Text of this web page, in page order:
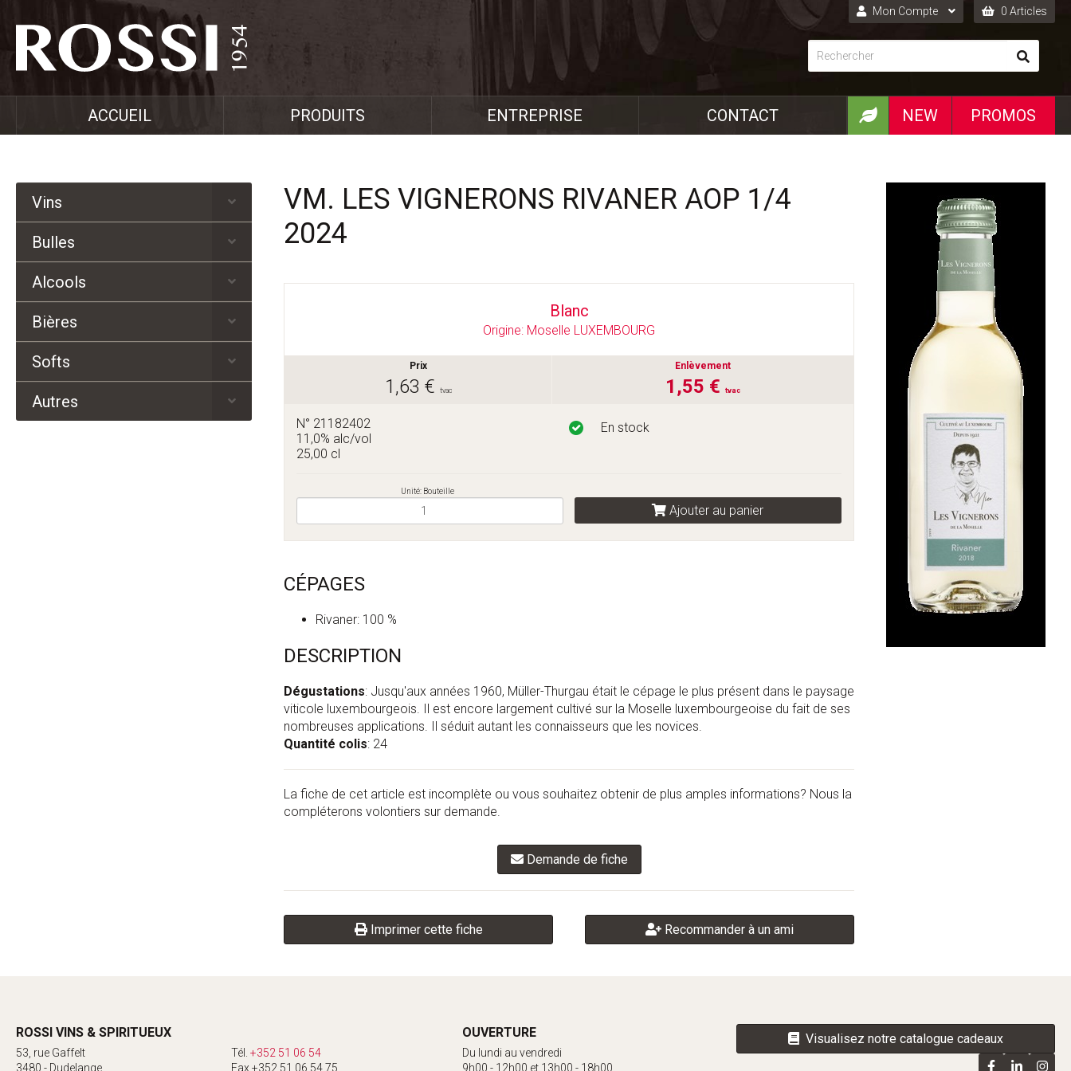
Mon Compte
Connexion
Inscription
0 Articles
ACCUEIL PRODUITS ENTREPRISE CONTACT PROMOS
NEW
VM. LES VIGNERONS RIVANER AOP 1/4
2024
Blanc
Origine: Moselle LUXEMBOURG
Prix
1,63 € tvac
Enlèvement
1,55 € tvac
En stock
N° 21182402
11,0% alc/vol
25,00 cl
Unité: Bouteille
Ajouter au panier
CÉPAGES
Rivaner: 100 %
DESCRIPTION
Dégustations: Jusqu'aux années 1960, Müller-Thurgau était le cépage le plus présent dans le paysage
viticole luxembourgeois. Il est encore largement cultivé sur la Moselle luxembourgeoise du fait de ses
nombreuses applications. Il séduit autant les connaisseurs que les novices.
Quantité colis: 24
La fiche de cet article est incomplète ou vous souhaitez obtenir de plus amples informations? Nous la
compléterons volontiers sur demande.
Demande de fiche
Imprimer cette fiche Recommander à un ami
Vins
Bulles
Alcools
Bières
Softs
Autres
ROSSI VINS & SPIRITUEUX
53, rue Gaffelt
3480 - Dudelange
Tél. +352 51 06 54
Fax +352 51 06 54 75
OUVERTURE
Du lundi au vendredi
9h00 - 12h00 et 13h00 - 18h00
Visualisez notre catalogue cadeaux